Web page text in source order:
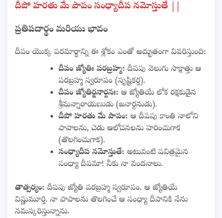
దీపో హరతు మే పాపం సంధ్యాదీప నమోస్తుతే ||
ప్రతిపదార్థం మరియు భావం
దీపం యొక్క పరమార్థాన్ని ఈ శ్లోకం ఎంతో అద్భుతంగా వివరిస్తుంది:
దీపం జ్యోతిః పరబ్రహ్మ: దీపపు వెలుగు సాక్షాత్తు ఆ
పరబ్రహ్మ స్వరూపం (సృష్టికర్త).
దీపం జ్యోతిర్జనార్దనః: ఆ జ్యోతియే లోక రక్షకుడైన
శ్రీమన్నారాయణుడు (జనార్దనుడు).
దీపో హరతు మే పాపం: ఆ దీపపు కాంతి నాలోని
పాపాలను, చెడు ఆలోచనలను హరించుగాక
(తొలగించుగాక).
సంధ్యాదీప నమోస్తుతే: అటువంటి పవిత్రమైన
సంధ్యా దీపమా! నీకు నా వందనాలు.
తాత్పర్యం: దీపపు జ్యోతి పరబ్రహ్మ స్వరూపం. ఆ జ్యోతియే
విష్ణుమూర్తి. నా పాపాలను తొలగించే ఆ సంధ్యా దీపానికి నేను
నమస్కరిస్తున్నాను.